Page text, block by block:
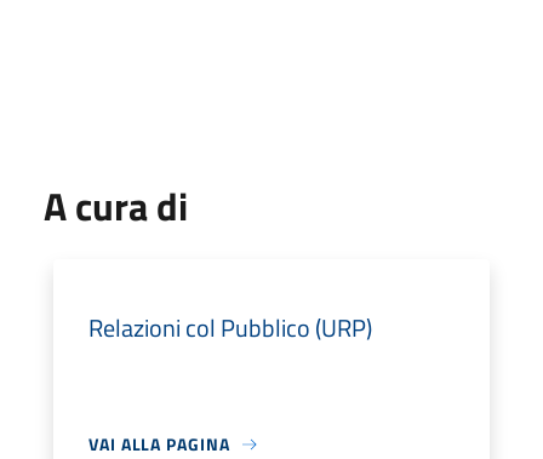
A cura di
Relazioni col Pubblico (URP)
VAI ALLA PAGINA